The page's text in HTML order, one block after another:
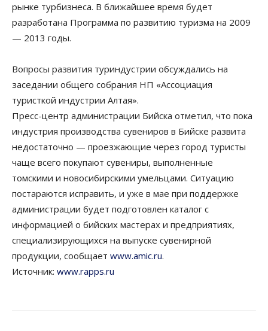
рынке турбизнеса. В ближайшее время будет
разработана Программа по развитию туризма на 2009
— 2013 годы.
Вопросы развития туриндустрии обсуждались на
заседании общего собрания НП «Ассоциация
туристкой индустрии Алтая».
Пресс-центр администрации Бийска отметил, что пока
индустрия производства сувениров в Бийске развита
недостаточно — проезжающие через город туристы
чаще всего покупают сувениры, выполненные
томскими и новосибирскими умельцами. Ситуацию
постараются исправить, и уже в мае при поддержке
администрации будет подготовлен каталог с
информацией о бийских мастерах и предприятиях,
специализирующихся на выпуске сувенирной
продукции, сообщает www.amic.ru.
Источник: www.rapps.ru